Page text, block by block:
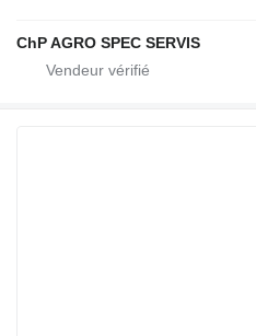
ChP AGRO SPEC SERVIS